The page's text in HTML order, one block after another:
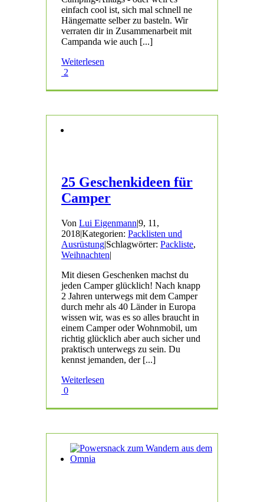
einfach cool ist, sich mal schnell ne
Hängematte selber zu basteln. Wir
verraten dir in Zusammenarbeit mit
Campanda wie auch [...]
Weiterlesen
2
25 Geschenkideen für
Camper
Von Lui Eigenmann|9, 11,
2018|Kategorien: Packlisten und
Ausrüstung|Schlagwörter: Packliste,
Weihnachten|
Mit diesen Geschenken machst du
jeden Camper glücklich! Nach knapp
2 Jahren unterwegs mit dem Camper
durch mehr als 40 Länder in Europa
wissen wir, was es so alles braucht in
einem Camper oder Wohnmobil, um
richtig glücklich aber auch sicher und
praktisch unterwegs zu sein. Du
kennst jemanden, der [...]
Weiterlesen
0